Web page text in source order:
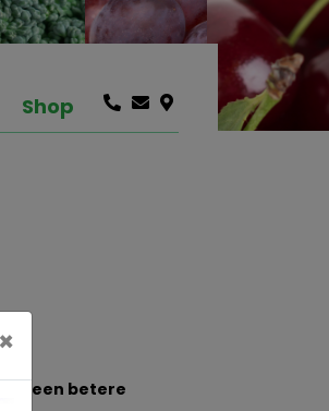
Shop
een betere
×